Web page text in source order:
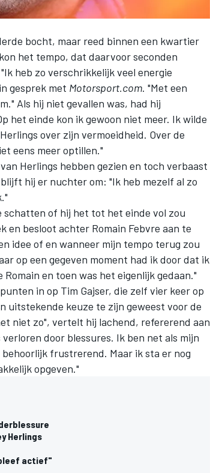
bocht, maar reed binnen een kwartier
het tempo, dat daarvoor seconden
heb zo verschrikkelijk veel energie
gesprek met Motorsport.com. "Met een
Als hij niet gevallen was, had hij
het einde kon ik gewoon niet meer. Ik wilde
over zijn vermoeidheid. Over de
eens meer optillen."
Herlings hebben gezien en toch verbaast
hij er nuchter om: "Ik heb mezelf al zo
schatten of hij het tot het einde vol zou
en besloot achter Romain Febvre aan te
idee of en wanneer mijn tempo terug zou
op een gegeven moment had ik door dat ik
en toen was het eigenlijk gedaan."
in op Tim Gajser, die zelf vier keer op
uitstekende keuze te zijn geweest voor de
niet zo", vertelt hij lachend, refererend aan
door blessures. Ik ben net als mijn
frustrerend. Maar ik sta er nog
opgeven."
Herlings
actief"